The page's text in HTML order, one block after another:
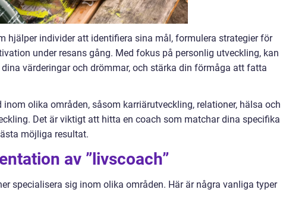
hjälper individer att identifiera sina mål, formulera strategier för
under resans gång. Med fokus på personlig utveckling, kan
värderingar och drömmar, och stärka din förmåga att fatta
olika områden, såsom karriärutveckling, relationer, hälsa och
Det är viktigt att hitta en coach som matchar dina specifika
möjliga resultat.
av ”livscoach”
specialisera sig inom olika områden. Här är några vanliga typer